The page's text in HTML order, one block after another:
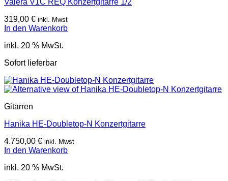
Valera V1C REQ Konzertgitarre 1/2
319,00 € inkl. Mwst
In den Warenkorb
inkl. 20 % MwSt.
Sofort lieferbar
Gitarren
Hanika HE-Doubletop-N Konzertgitarre
4.750,00 € inkl. Mwst
In den Warenkorb
inkl. 20 % MwSt.